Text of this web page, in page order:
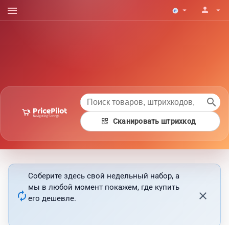
menu arrow_drop_down person arrow_drop_down
search
qr_code Сканировать штрихкод
autorenew
Соберите здесь свой недельный набор, а
мы в любой момент покажем, где купить
его дешевле.
close